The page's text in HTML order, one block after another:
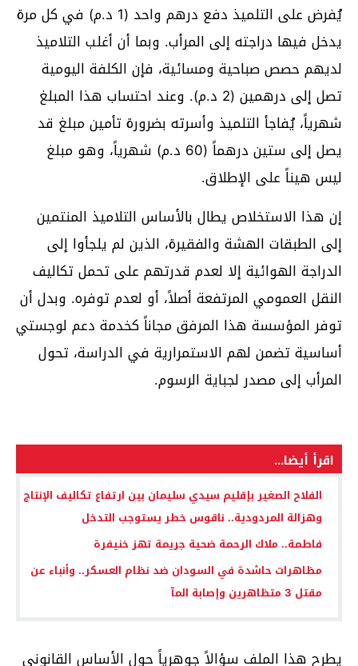
يُفرض على التلميذ دفع درهم واحد (1 د.م) في كل مرة
يدخل فيها دراجته إلى المرأب. وبما أن أغلب التلاميذ
لديهم حصص صباحية ومسائية، فإن الكلفة اليومية
تصل إلى درهمين (2 د.م). وعند احتساب هذا المبلغ
شهرياً، يُفاجأ التلميذ وأسرته بضرورة تأمين مبلغ قد
يصل إلى ستين درهماً (60 د.م) شهرياً، وهو مبلغ
ليس هيناً على الإطلاق.
إن هذا الاستخلاص يطال بالأساس التلاميذ المنتمين
إلى الطبقات الهشة والفقيرة، الذين لم يلجأوا إلى
الدراجة الهوائية إلا لعدم قدرتهم على تحمل تكاليف
النقل العمومي المرتفعة أصلاً، أو لعدم توفره. وبدل أن
توفر المؤسسة هذا المرفق مجاناً كخدمة دعم لوجستي
أساسية تضمن لهم الاستمرارية في الدراسة، تحول
المرأب إلى مصدر لجباية الرسوم.
اقرأ أيضا...
الفلاح الصغير بإقليم سيدي سليمان بين ارتفاع تكاليف الإنتاج
وهزالة المردودية.. ناقوس خطر يستوجب التدخل
فاطمة.. ملاك الرحمة ضحية جريمة تهز خنيفرة
مظاهرات حاشدة في السودان ضد نظام العسكر.. وأنباء عن
مقتل 3 متظاهرين وإصابة المآ
يطرح هذا الملف سؤالاً جوهرياً حول الأساس القانوني